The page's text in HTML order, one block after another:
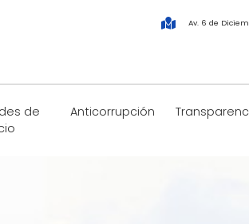
Av. 6 de
de
Anticorrupción